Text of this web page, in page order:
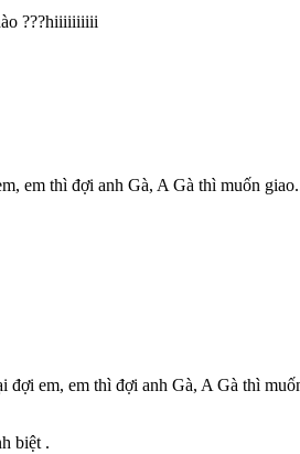
???hiiiiiiiiii
em thì đợi anh Gà, A Gà thì muốn
em, em thì đợi anh Gà, A Gà thì
biệt .